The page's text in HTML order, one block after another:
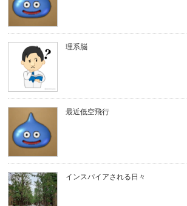
理系脳
最近低空飛行
インスパイアされる日々